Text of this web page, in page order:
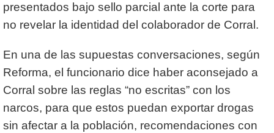
presentados bajo sello parcial ante la corte para
no revelar la identidad del colaborador de Corral.
En una de las supuestas conversaciones, según
Reforma, el funcionario dice haber aconsejado a
Corral sobre las reglas “no escritas” con los
narcos, para que estos puedan exportar drogas
sin afectar a la población, recomendaciones con